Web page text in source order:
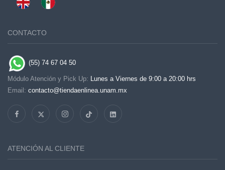
CONTACTO
(55) 74 67 04 50
Módulo Atención y Pick Up: Lunes a Viernes de 9:00 a 20:00 hrs
Email: contacto@tiendaenlinea.unam.mx
ATENCIÓN AL CLIENTE